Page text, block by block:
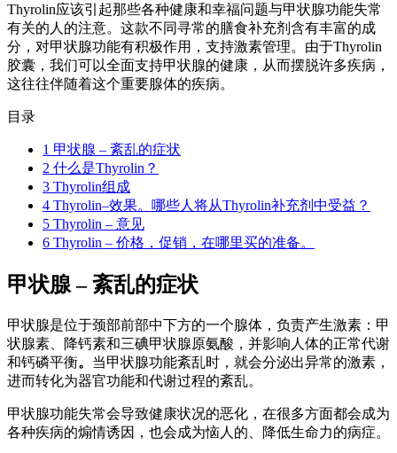
Thyrolin应该引起那些各种健康和幸福问题与甲状腺功能失常
有关的人的注意。这款不同寻常的膳食补充剂含有丰富的成
分，对甲状腺功能有积极作用，支持激素管理。由于Thyrolin
胶囊，我们可以全面支持甲状腺的健康，从而摆脱许多疾病，
这往往伴随着这个重要腺体的疾病。
目录
1 甲状腺 – 紊乱的症状
2 什么是Thyrolin？
3 Thyrolin组成
4 Thyrolin–效果。哪些人将从Thyrolin补充剂中受益？
5 Thyrolin – 意见
6 Thyrolin – 价格，促销，在哪里买的准备。
甲状腺 – 紊乱的症状
甲状腺是位于颈部前部中下方的一个腺体，负责产生激素：甲
状腺素、降钙素和三碘甲状腺原氨酸，并影响人体的正常代谢
和钙磷平衡。 当甲状腺功能紊乱时，就会分泌出异常的激素，
进而转化为器官功能和代谢过程的紊乱。
甲状腺功能失常会导致健康状况的恶化，在很多方面都会成为
各种疾病的煽情诱因，也会成为恼人的、降低生命力的病症。